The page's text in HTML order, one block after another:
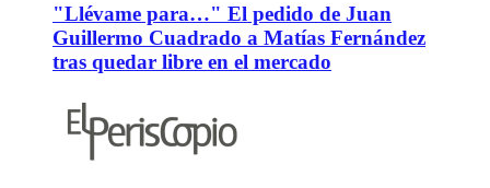
"Llévame para…" El pedido de Juan
Guillermo Cuadrado a Matías Fernández
tras quedar libre en el mercado